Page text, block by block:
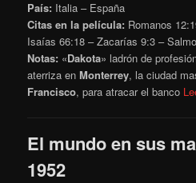
País: Italia – España
Citas en la película: Romanos
Isaías 66:18 – Zacarías 9:3 –
Notas: «Dakota» ladrón de
aterriza enMonterrey, la ciudad
Francisco, para atracar el banco
El mundo en sus
1952